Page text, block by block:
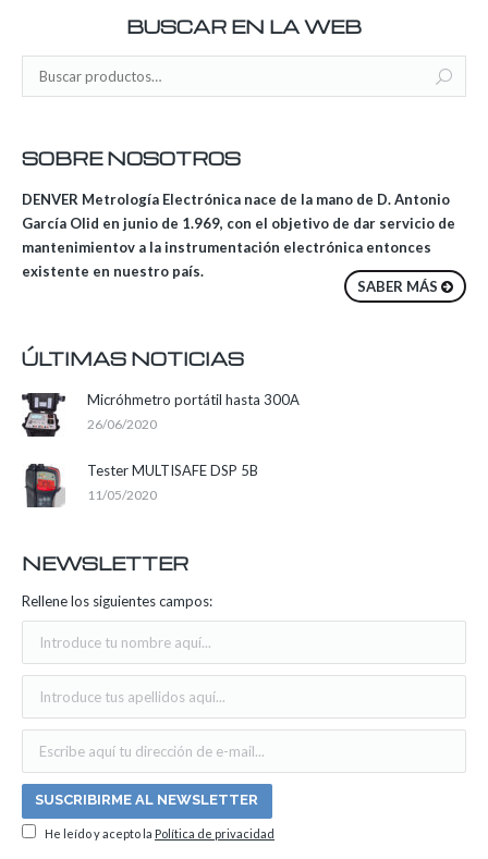
BUSCAR EN LA WEB
SOBRE NOSOTROS
DENVER Metrología Electrónica nace de la mano de D. Antonio
García Olid en junio de 1.969, con el objetivo de dar servicio de
mantenimientov a la instrumentación electrónica entonces
existente en nuestro país.
SABER MÁS
ÚLTIMAS NOTICIAS
Micróhmetro portátil hasta 300A
26/06/2020
Tester MULTISAFE DSP 5B
11/05/2020
NEWSLETTER
Rellene los siguientes campos:
He leído y acepto la Política de privacidad